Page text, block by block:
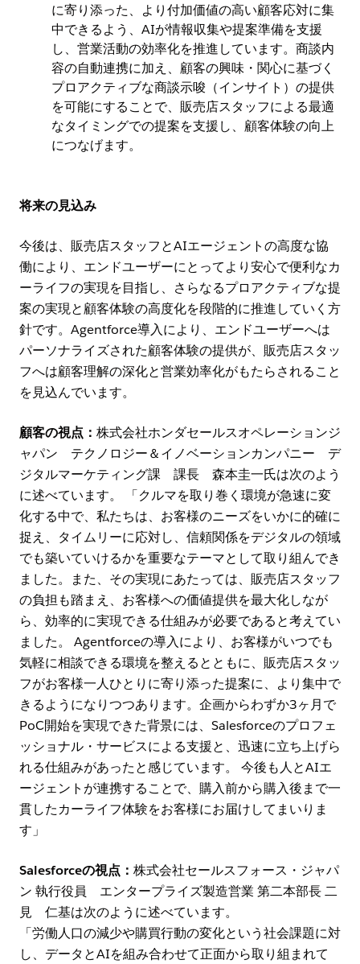
に寄り添った、より付加価値の高い顧客応対に集
中できるよう、AIが情報収集や提案準備を支援
し、営業活動の効率化を推進しています。商談内
容の自動連携に加え、顧客の興味・関心に基づく
プロアクティブな商談示唆（インサイト）の提供
を可能にすることで、販売店スタッフによる最適
なタイミングでの提案を支援し、顧客体験の向上
につなげます。
将来の見込み
今後は、販売店スタッフとAIエージェントの高度な協
働により、エンドユーザーにとってより安心で便利なカ
ーライフの実現を目指し、さらなるプロアクティブな提
案の実現と顧客体験の高度化を段階的に推進していく方
針です。Agentforce導入により、エンドユーザーへは
パーソナライズされた顧客体験の提供が、販売店スタッ
フへは顧客理解の深化と営業効率化がもたらされること
を見込んでいます。
顧客の視点： 株式会社ホンダセールスオペレーションジ
ャパン テクノロジー＆イノベーションカンパニー デ
ジタルマーケティング課 課長 森本圭一氏は次のよう
に述べています。 「クルマを取り巻く環境が急速に変
化する中で、私たちは、お客様のニーズをいかに的確に
捉え、タイムリーに応対し、信頼関係をデジタルの領域
でも築いていけるかを重要なテーマとして取り組んでき
ました。また、その実現にあたっては、販売店スタッフ
の負担も踏まえ、お客様への価値提供を最大化しなが
ら、効率的に実現できる仕組みが必要であると考えてい
ました。 Agentforceの導入により、お客様がいつでも
気軽に相談できる環境を整えるとともに、販売店スタッ
フがお客様一人ひとりに寄り添った提案に、より集中で
きるようになりつつあります。企画からわずか3ヶ月で
PoC開始を実現できた背景には、Salesforceのプロフェ
ッショナル・サービスによる支援と、迅速に立ち上げら
れる仕組みがあったと感じています。 今後も人とAIエ
ージェントが連携することで、購入前から購入後まで一
貫したカーライフ体験をお客様にお届けしてまいりま
す」
Salesforceの視点： 株式会社セールスフォース・ジャパ
ン 執行役員 エンタープライズ製造営業 第二本部長 二
見 仁基は次のように述べています。
「労働人口の減少や購買行動の変化という社会課題に対
し、データとAIを組み合わせて正面から取り組まれて